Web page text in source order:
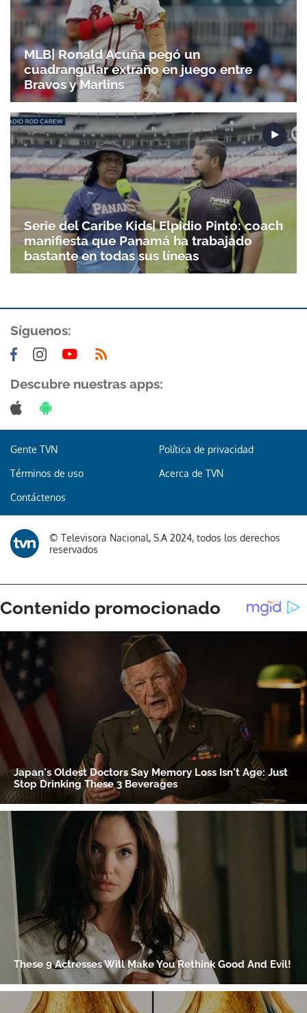
Gracias por suscribirte a nuestro boletín.
MLB| Ronald Acuña pegó un
cuadrangular extraño en juego entre
Bravos y Marlins
Serie del Caribe Kids| Elpidio Pinto: coach
manifiesta que Panamá ha trabajado
bastante en todas sus líneas
Síguenos:
Descubre nuestras apps:
Gente TVN Política de privacidad
Términos de uso Acerca de TVN
Contáctenos
© Televisora Nacional, S.A 2024, todos los derechos
reservados